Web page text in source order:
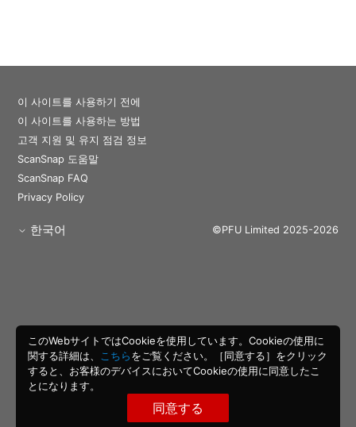
이 사이트를 사용하기 전에
이 사이트를 사용하는 방법
고객 지원 및 유지 점검 정보
ScanSnap 도움말
ScanSnap FAQ
Privacy Policy
한국어 ©PFU Limited 2025-2026
このWebサイトではCookieを使用しています。Cookieの使用に
関する詳細は、
こちらをご覧ください。［同意する］をクリック
すると、お客様のデバイスにおいてCookieの使用に同意したこ
とになります。
同意する